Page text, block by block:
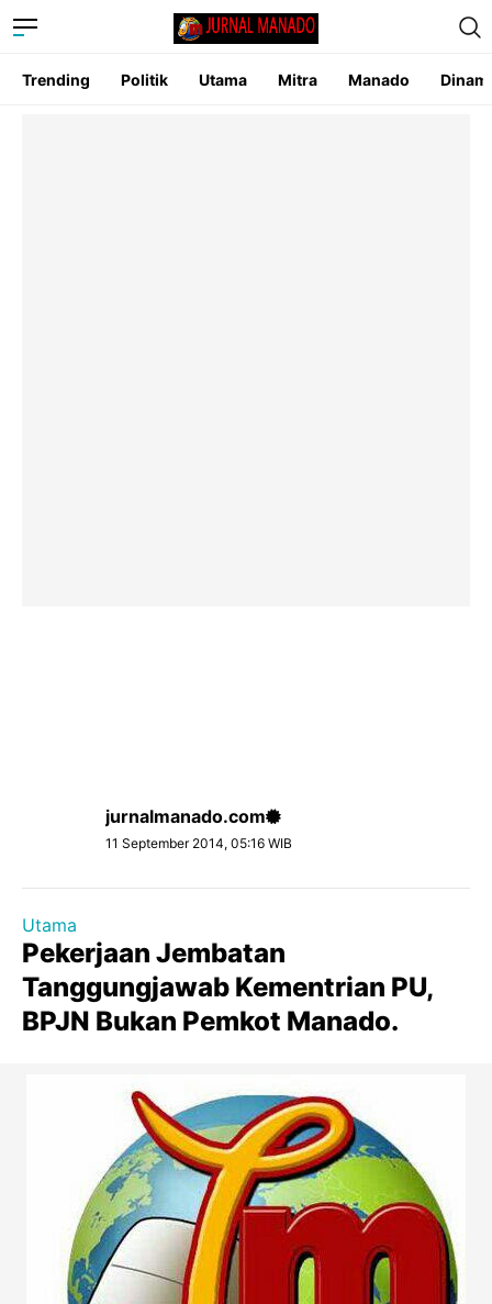
Trending Politik Utama Mitra Manado
jurnalmanado.com
11 September 2014, 05:16 WIB
Utama
Pekerjaan Jembatan
Tanggungjawab Kementrian PU,
BPJN Bukan Pemkot Manado.